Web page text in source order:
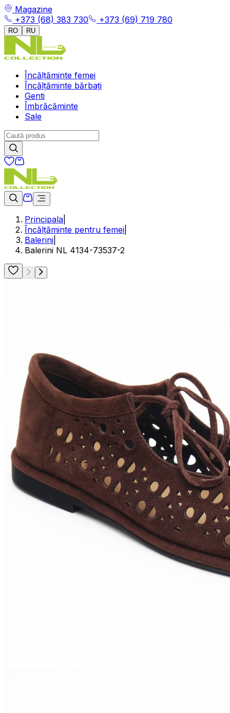
Magazine
+373 (68) 383 730
+373 (69) 719 780
RO RU
Încălțăminte femei
Încălțăminte bărbați
Genti
Îmbrăcăminte
Sale
Principala
Încălțăminte pentru femei
Balerini
Balerini NL 4134-73537-2